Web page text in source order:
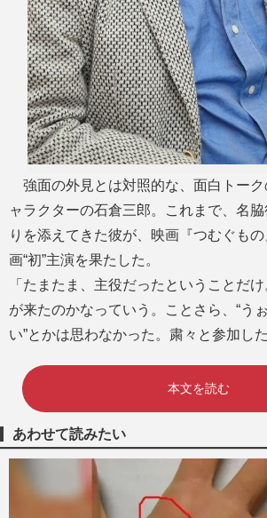
強面の外見とは対照的な、面白トーク
ャラクターの石倉三郎。これまで、名
りを添えてきた彼が、映画『つむぐも
画“初”主演を果たした。
「たまたま、主役だったということだ
が来たのかなっていう。ことさら、“う
い”とかは思わなかった。粛々と参加し
本文を読む
あわせて読みたい